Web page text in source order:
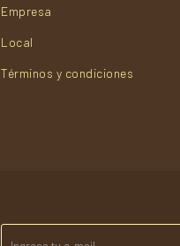
Empresa
Local
Términos y condiciones